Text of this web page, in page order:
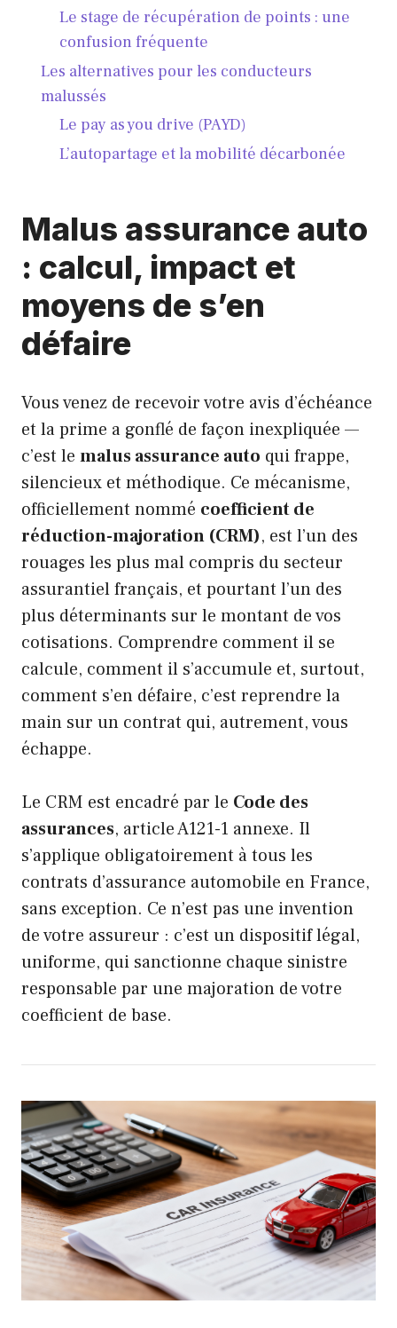
Le stage de récupération de points : une
confusion fréquente
Les alternatives pour les conducteurs
malussés
Le pay as you drive (PAYD)
L’autopartage et la mobilité décarbonée
Malus assurance auto
: calcul, impact et
moyens de s’en
défaire
Vous venez de recevoir votre avis d’échéance
et la prime a gonflé de façon inexpliquée —
c’est le malus assurance auto qui frappe,
silencieux et méthodique. Ce mécanisme,
officiellement nommé coefficient de
réduction-majoration (CRM), est l’un des
rouages les plus mal compris du secteur
assurantiel français, et pourtant l’un des
plus déterminants sur le montant de vos
cotisations. Comprendre comment il se
calcule, comment il s’accumule et, surtout,
comment s’en défaire, c’est reprendre la
main sur un contrat qui, autrement, vous
échappe.
Le CRM est encadré par le Code des
assurances, article A121-1 annexe. Il
s’applique obligatoirement à tous les
contrats d’assurance automobile en France,
sans exception. Ce n’est pas une invention
de votre assureur : c’est un dispositif légal,
uniforme, qui sanctionne chaque sinistre
responsable par une majoration de votre
coefficient de base.